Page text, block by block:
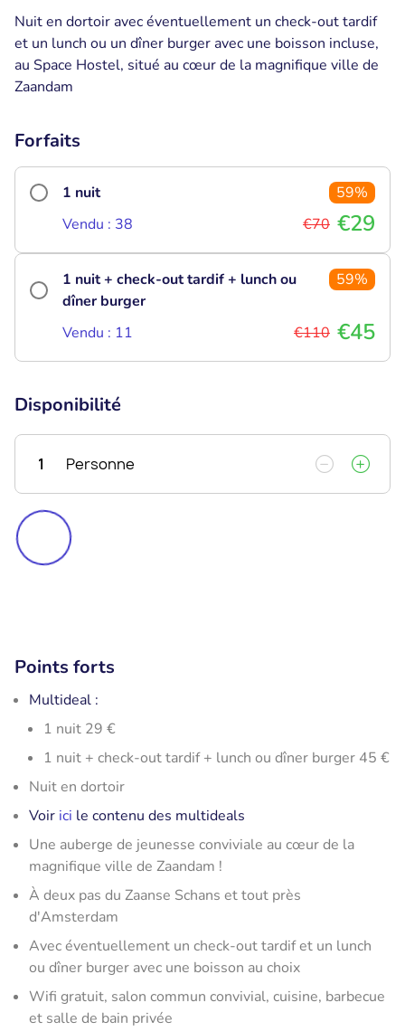
Nuit en dortoir avec éventuellement un check-out tardif
et un lunch ou un dîner burger avec une boisson incluse,
au Space Hostel, situé au cœur de la magnifique ville de
Zaandam
Forfaits
1 nuit
59%
Vendu : 38
€70 €29
1 nuit + check-out tardif + lunch ou
dîner burger
59%
Vendu : 11 €110 €45
Disponibilité
1 Personne
Points forts
Multideal :
1 nuit 29 €
1 nuit + check-out tardif + lunch ou dîner burger 45 €
Nuit en dortoir
Voir ici le contenu des multideals
Une auberge de jeunesse conviviale au cœur de la
magnifique ville de Zaandam !
À deux pas du Zaanse Schans et tout près
d'Amsterdam
Avec éventuellement un check-out tardif et un lunch
ou dîner burger avec une boisson au choix
Wifi gratuit, salon commun convivial, cuisine, barbecue
et salle de bain privée